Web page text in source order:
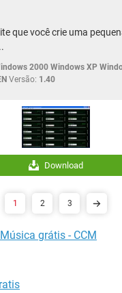
que você crie uma
2000 Windows XP
Versão: 1.40
Download
1 2 3
grátis - CCM